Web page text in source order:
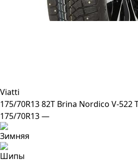
Viatti
175/70R13 82T Brina Nordico V-522
175/70R13 —